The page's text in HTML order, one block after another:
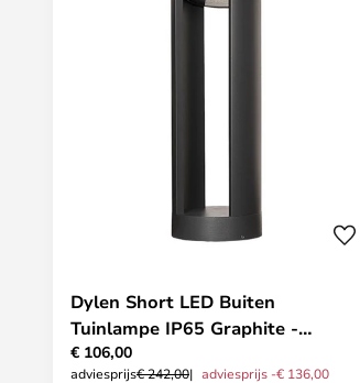
Dylen Short LED Buiten
Tuinlampe IP65 Graphite -
Lucande
€ 106,00
adviesprijs€ 242,00 adviesprijs -€ 136,00